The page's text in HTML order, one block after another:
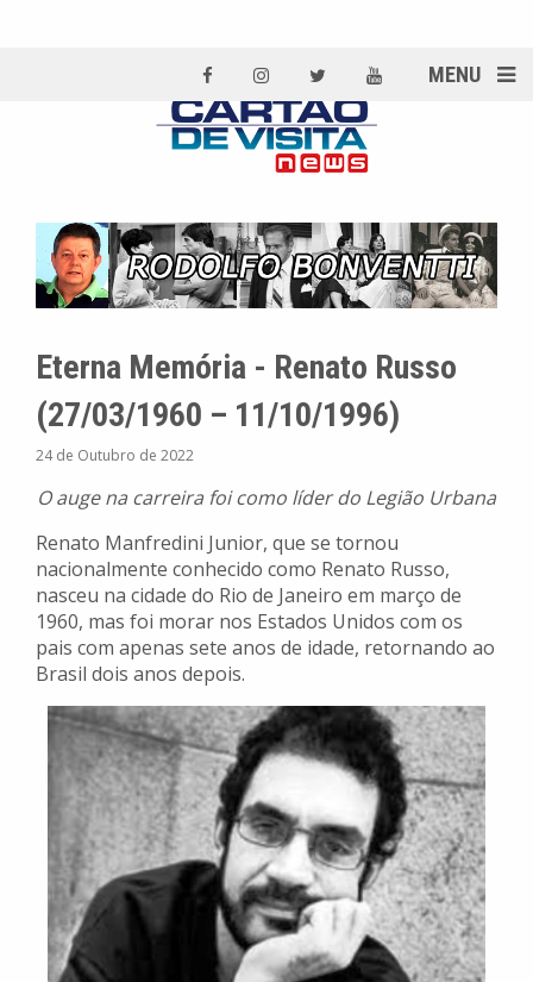
MENU
Eterna Memória - Renato Russo
(27/03/1960 – 11/10/1996)
24 de Outubro de 2022
O auge na carreira foi como líder do Legião Urbana
Renato Manfredini Junior, que se tornou
nacionalmente conhecido como Renato Russo,
nasceu na cidade do Rio de Janeiro em março de
1960, mas foi morar nos Estados Unidos com os
pais com apenas sete anos de idade, retornando ao
Brasil dois anos depois.